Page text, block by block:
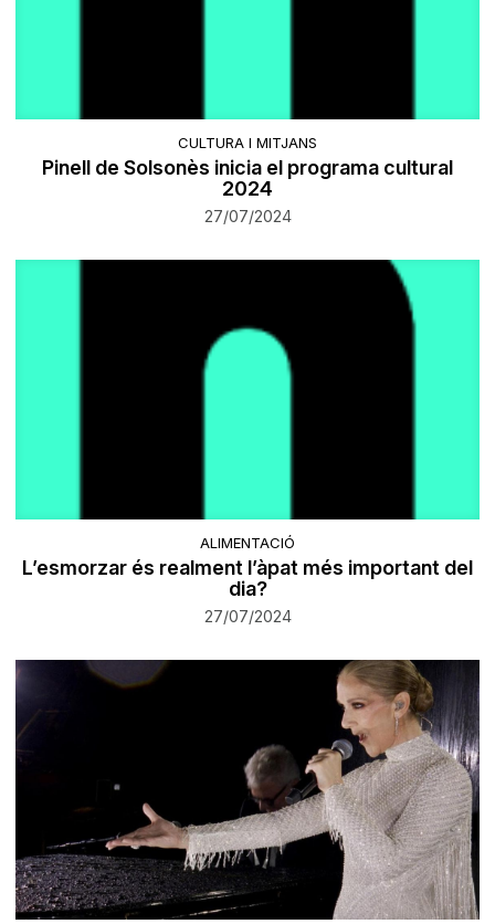
CULTURA I MITJANS
Pinell de Solsonès inicia el programa cultural
2024
27/07/2024
ALIMENTACIÓ
L’esmorzar és realment l’àpat més important del
dia?
27/07/2024